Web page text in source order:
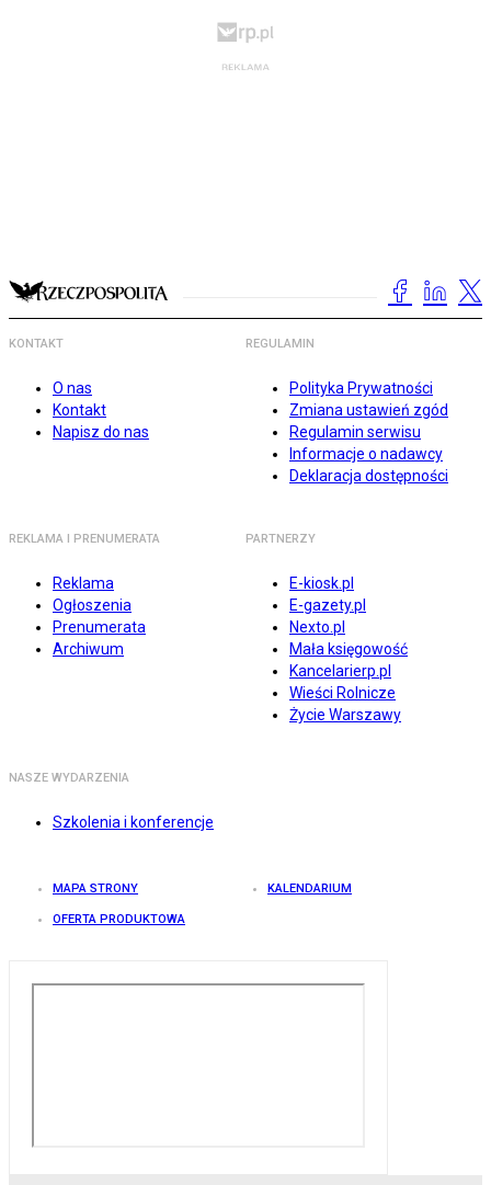
KONTAKT
O nas
Kontakt
Napisz do nas
REGULAMIN
Polityka Prywatności
Zmiana ustawień zgód
Regulamin serwisu
Informacje o nadawcy
Deklaracja dostępności
REKLAMA I PRENUMERATA
Reklama
Ogłoszenia
Prenumerata
Archiwum
PARTNERZY
E-kiosk.pl
E-gazety.pl
Nexto.pl
Mała księgowość
Kancelarierp.pl
Wieści Rolnicze
Życie Warszawy
NASZE WYDARZENIA
Szkolenia i konferencje
MAPA STRONY KALENDARIUM
OFERTA PRODUKTOWA